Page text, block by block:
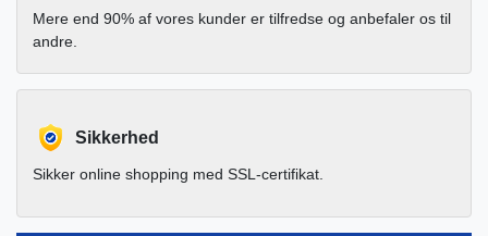
Mere end 90% af vores kunder er tilfredse og anbefaler os til
andre.
Sikkerhed
Sikker online shopping med SSL-certifikat.